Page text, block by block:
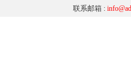
联系邮箱 :